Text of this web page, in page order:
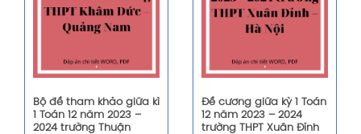
Bộ đề tham khảo giữa kì
1 Toán 12 năm 2023 –
2024 trường Thuận
Đề cương giữa kỳ 1 Toán
12 năm 2023 – 2024
trường THPT Xuân Đỉnh